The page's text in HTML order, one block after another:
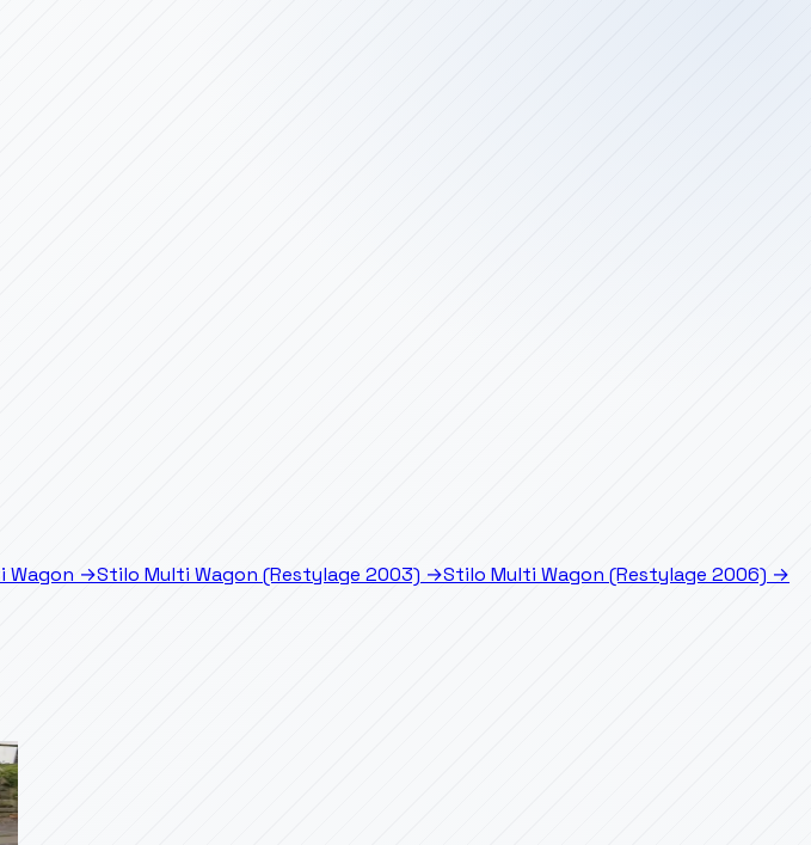
Wagon →Stilo Multi Wagon (Restylage 2003) →Stilo Multi Wagon (Restylage 2006) →